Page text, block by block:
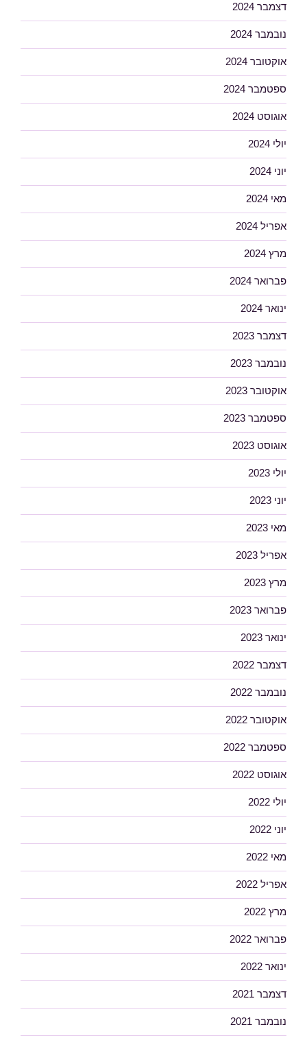
דצמבר 2024
נובמבר 2024
אוקטובר 2024
ספטמבר 2024
אוגוסט 2024
יולי 2024
יוני 2024
מאי 2024
אפריל 2024
מרץ 2024
פברואר 2024
ינואר 2024
דצמבר 2023
נובמבר 2023
אוקטובר 2023
ספטמבר 2023
אוגוסט 2023
יולי 2023
יוני 2023
מאי 2023
אפריל 2023
מרץ 2023
פברואר 2023
ינואר 2023
דצמבר 2022
נובמבר 2022
אוקטובר 2022
ספטמבר 2022
אוגוסט 2022
יולי 2022
יוני 2022
מאי 2022
אפריל 2022
מרץ 2022
פברואר 2022
ינואר 2022
דצמבר 2021
נובמבר 2021